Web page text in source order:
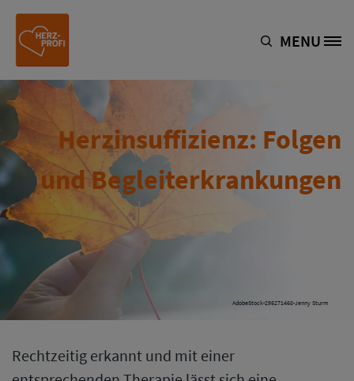
Site Logo MENU
Herzinsuffizienz: Folgen
und Begleiterkrankungen
AdobeStock-295271468-Jenny Sturm
Rechtzeitig erkannt und mit einer